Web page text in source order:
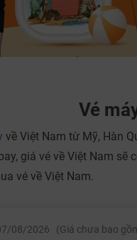
Vé
về Việt Nam từ Mỹ, Hàn
giá vé về Việt Nam
vé về Việt Nam.
08/2026 (Giá chưa bao